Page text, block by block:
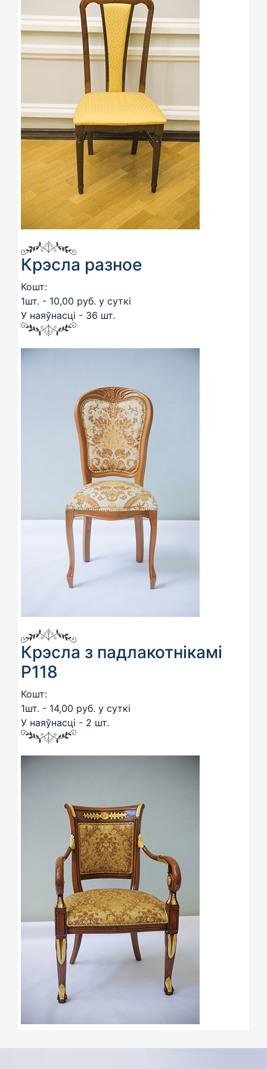
Крэсла разное
Кошт:
1шт. - 10,00 руб. у суткі
У наяўнасці - 36 шт.
Крэсла з падлакотнікамі
Р118
Кошт:
1шт. - 14,00 руб. у суткі
У наяўнасці - 2 шт.